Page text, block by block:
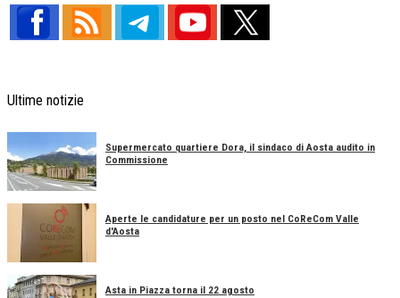
Ultime notizie
Supermercato quartiere Dora, il sindaco di Aosta audito in
Commissione
Aperte le candidature per un posto nel CoReCom Valle
d'Aosta
Asta in Piazza torna il 22 agosto